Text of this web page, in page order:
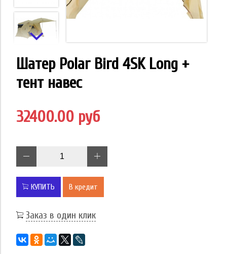
Шатер Polar Bird 4SK Long +
тент навес
32400.00 руб
КУПИТЬ В кредит
Заказ в один клик